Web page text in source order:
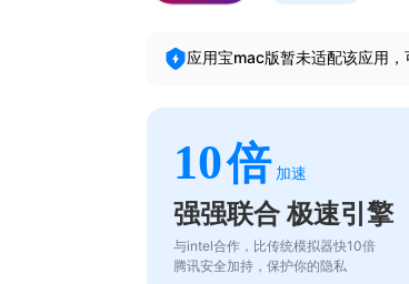
应用宝mac版暂未适配该应用
10倍 加速
强强联合 极速引擎
与intel合作，比传统模拟器快10倍
腾讯安全加持，保护你的隐私